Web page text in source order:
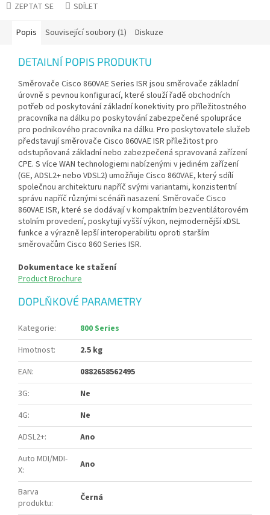
ZEPTAT SE SDÍLET
Popis Související soubory (1) Diskuze
DETAILNÍ POPIS PRODUKTU
Směrovače Cisco 860VAE Series ISR jsou směrovače základní
úrovně s pevnou konfigurací, které slouží řadě obchodních
potřeb od poskytování základní konektivity pro příležitostného
pracovníka na dálku po poskytování zabezpečené spolupráce
pro podnikového pracovníka na dálku. Pro poskytovatele služeb
představují směrovače Cisco 860VAE ISR příležitost pro
odstupňovaná základní nebo zabezpečená spravovaná zařízení
CPE. S více WAN technologiemi nabízenými v jediném zařízení
(GE, ADSL2+ nebo VDSL2) umožňuje Cisco 860VAE, který sdílí
společnou architekturu napříč svými variantami, konzistentní
správu napříč různými scénáři nasazení. Směrovače Cisco
860VAE ISR, které se dodávají v kompaktním bezventilátorovém
stolním provedení, poskytují vyšší výkon, nejmodernější xDSL
funkce a výrazně lepší interoperabilitu oproti starším
směrovačům Cisco 860 Series ISR.
Dokumentace ke stažení
Product Brochure
DOPLŇKOVÉ PARAMETRY
Kategorie:
800 Series
Hmotnost:
2.5 kg
EAN:
0882658562495
3G:
Ne
4G:
Ne
ADSL2+:
Ano
Auto MDI/MDI-
X: Ano
Barva
produktu: Černá